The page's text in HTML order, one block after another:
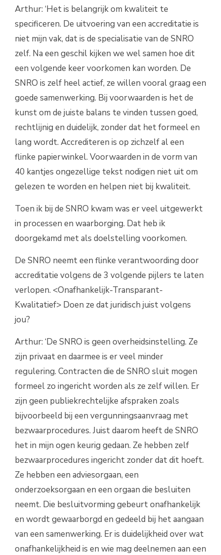
Arthur: ‘Het is belangrijk om kwaliteit te
specificeren. De uitvoering van een accreditatie is
niet mijn vak, dat is de specialisatie van de SNRO
zelf. Na een geschil kijken we wel samen hoe dit
een volgende keer voorkomen kan worden. De
SNRO is zelf heel actief, ze willen vooral graag een
goede samenwerking. Bij voorwaarden is het de
kunst om de juiste balans te vinden tussen goed,
rechtlijnig en duidelijk, zonder dat het formeel en
lang wordt. Accrediteren is op zichzelf al een
flinke papierwinkel. Voorwaarden in de vorm van
40 kantjes ongezellige tekst nodigen niet uit om
gelezen te worden en helpen niet bij kwaliteit.
Toen ik bij de SNRO kwam was er veel uitgewerkt
in processen en waarborging. Dat heb ik
doorgekamd met als doelstelling voorkomen.
De SNRO neemt een flinke verantwoording door
accreditatie volgens de 3 volgende pijlers te laten
verlopen. <Onafhankelijk-Transparant-
Kwalitatief> Doen ze dat juridisch juist volgens
jou?
Arthur: ‘De SNRO is geen overheidsinstelling. Ze
zijn privaat en daarmee is er veel minder
regulering. Contracten die de SNRO sluit mogen
formeel zo ingericht worden als ze zelf willen. Er
zijn geen publiekrechtelijke afspraken zoals
bijvoorbeeld bij een vergunningsaanvraag met
bezwaarprocedures. Juist daarom heeft de SNRO
het in mijn ogen keurig gedaan. Ze hebben zelf
bezwaarprocedures ingericht zonder dat dit hoeft.
Ze hebben een adviesorgaan, een
onderzoeksorgaan en een orgaan die besluiten
neemt. Die besluitvorming gebeurt onafhankelijk
en wordt gewaarborgd en gedeeld bij het aangaan
van een samenwerking. Er is duidelijkheid over wat
onafhankelijkheid is en wie mag deelnemen aan een